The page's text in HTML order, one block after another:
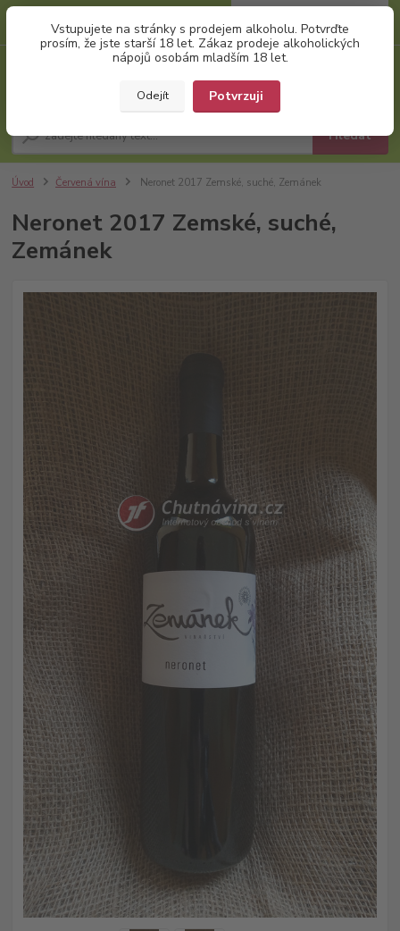
Vstupujete na stránky s prodejem alkoholu. Potvrďte
prosím, že jste starší 18 let. Zákaz prodeje alkoholických
nápojů osobám mladším 18 let.
Odejít Potvrzuji
Hledat
(Po-Pá, 8:00-17:00)
za0,00 Kč
Úvod Červená vína Neronet 2017 Zemské, suché, Zemánek
Neronet 2017 Zemské, suché,
Zemánek